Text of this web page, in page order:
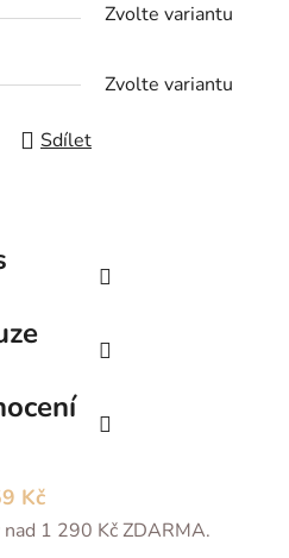
Zvolte variantu
Zvolte variantu
Sdílet
Kč
1 290 Kč ZDARMA.